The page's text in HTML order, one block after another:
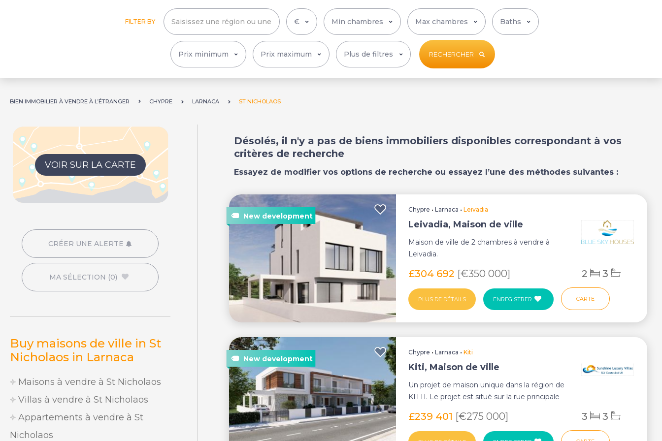
FILTER BY
Plus de filtres RECHERCHER
BIEN IMMOBILIER À VENDRE À L’ÉTRANGER CHYPRE LARNACA ST NICHOLAOS
VOIR SUR LA CARTE
CRÉER UNE ALERTE
MA SÉLECTION (0)
Buy maisons de ville in St
Nicholaos in Larnaca
Maisons à vendre à St Nicholaos
Villas à vendre à St Nicholaos
Appartements à vendre à St
Nicholaos
Désolés, il n'y a pas de biens immobiliers disponibles correspondant à vos
critères de recherche
Essayez de modifier vos options de recherche ou essayez l’une des méthodes suivantes :
Chypre •Larnaca •Leivadia
Leivadia, Maison de ville
Maison de ville de 2 chambres à vendre à
Leivadia.
£304 692 [€350 000] 2 3
PLUS DE DÉTAILS ENREGISTRER CARTE
Chypre •Larnaca •Kiti
Kiti, Maison de ville
Un projet de maison unique dans la région de
KITTI. Le projet est situé sur la rue principale
£239 401 [€275 000] 3 3